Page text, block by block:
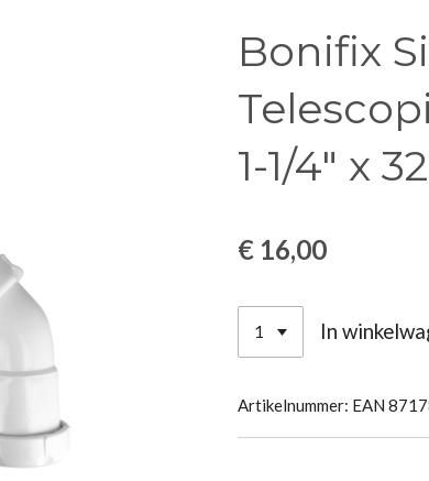
Bonifix
1-1/4" x
€ 16,00
In
Artikelnummer: EAN